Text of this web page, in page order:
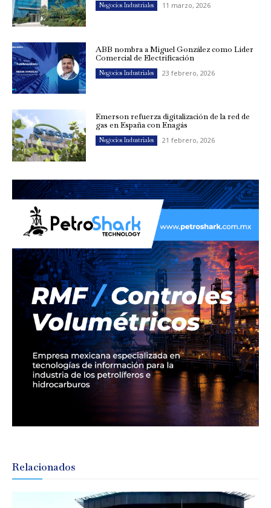
Negocios Industriales 11 marzo, 2026
ABB nombra a Miguel González como Líder
Comercial de Electrificación
Negocios Industriales 23 febrero, 2026
Emerson refuerza digitalización de la red de
gas en España con Enagás
Negocios Industriales 21 febrero, 2026
Relacionados